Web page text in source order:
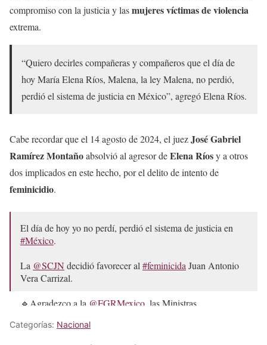
compromiso con la justicia y lasmujeres víctimas de violencia
extrema.
“Quiero decirles compañeras y compañeros que el día de
hoy María Elena Ríos, Malena, la ley Malena, no perdió,
perdió el sistema de justicia en México”, agregó Elena Ríos.
Cabe recordar que el 14 agosto de 2024, el juezJosé Gabriel
Ramírez Montañoabsolvió al agresor deElena Ríosy a otros
dos implicados en este hecho, por el delito de intento de
feminicidio.
El día de hoy yo no perdí, perdió el sistema de justicia en
#México.
La @SCJN decidió favorecer al #feminicida Juan Antonio
Vera Carrizal.
🔹Agradezco a la @FGRMexico , las Ministras
@HugoAguilarOrti
Categorías: Nacional